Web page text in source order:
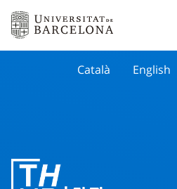
Català English